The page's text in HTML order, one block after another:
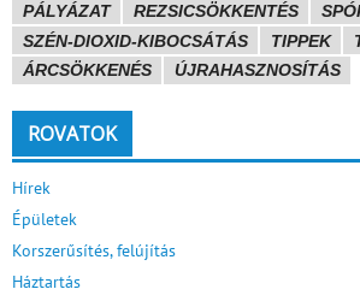
PÁLYÁZAT
REZSICSÖKKENTÉS
SZÉN-DIOXID-KIBOCSÁTÁS
TIPPEK
ÁRCSÖKKENÉS
ÚJRAHASZNOSÍTÁS
ROVATOK
Hírek
Épületek
Korszerűsítés, felújítás
Háztartás